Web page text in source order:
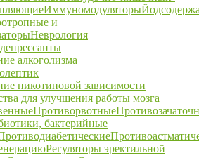
Иммуномодуляторы
и
Неврология
алкоголизма
никотиновой зависимости
для улучшения работы мозга
Противорвотные
бактерийные
Регуляторы эректильной